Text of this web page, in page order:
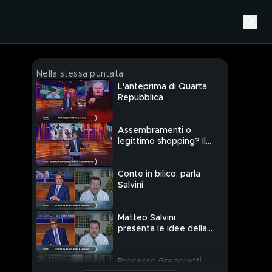
Nella stessa puntata
L'anteprima di Quarta
Repubblica
Assembramenti o
legittimo shopping? Il
Conte in bilico, parla
Salvini
Matteo Salvini
presenta le idee della
Processo Gregoretti,